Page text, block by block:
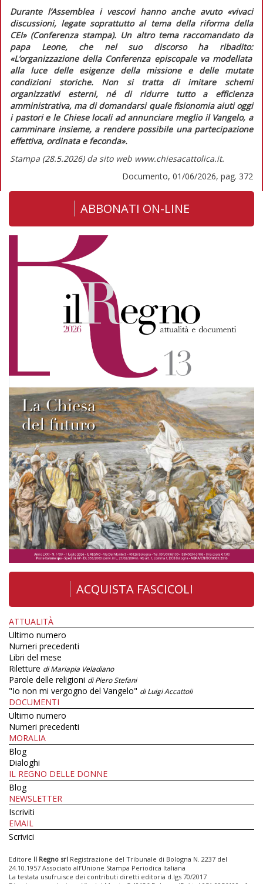
Durante l’Assemblea i vescovi hanno anche avuto «vivaci
discussioni, legate soprattutto al tema della riforma della
CEI» (Conferenza stampa). Un altro tema raccomandato da
papa Leone, che nel suo discorso ha ribadito:
«L’organizzazione della Conferenza episcopale va modellata
alla luce delle esigenze della missione e delle mutate
condizioni storiche. Non si tratta di imitare schemi
organizzativi esterni, né di ridurre tutto a efficienza
amministrativa, ma di domandarsi quale fisionomia aiuti oggi
i pastori e le Chiese locali ad annunciare meglio il Vangelo, a
camminare insieme, a rendere possibile una partecipazione
effettiva, ordinata e feconda».
Stampa (28.5.2026) da sito web www.chiesacattolica.it.
Documento, 01/06/2026, pag. 372
ABBONATI ON-LINE
ACQUISTA FASCICOLI
ATTUALITÀ
Ultimo numero
Numeri precedenti
Libri del mese
Riletture di Mariapia Veladiano
Parole delle religioni di Piero Stefani
"Io non mi vergogno del Vangelo" di Luigi Accattoli
DOCUMENTI
Ultimo numero
Numeri precedenti
MORALIA
Blog
Dialoghi
IL REGNO DELLE DONNE
Blog
NEWSLETTER
Iscriviti
EMAIL
Scrivici
Editore Il Regno srl Registrazione del Tribunale di Bologna N. 2237 del
24.10.1957 Associato all’Unione Stampa Periodica Italiana
La testata usufruisce dei contributi diretti editoria d.lgs 70/2017